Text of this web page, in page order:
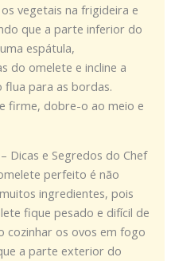
vegetais na frigideira e
que a parte inferior do
espátula,
do omelete e incline a
para as bordas.
firme, dobre-o ao meio e
Dicas e Segredos do Chef
perfeito é não
ingredientes, pois
fique pesado e difícil de
cozinhar os ovos em fogo
a parte exterior do